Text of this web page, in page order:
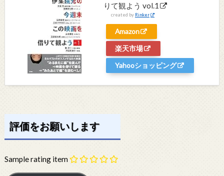
りて観よう vol.1
created by Rinker
Amazon
楽天市場
Yahooショッピング
評価をお願いします
Sample rating item